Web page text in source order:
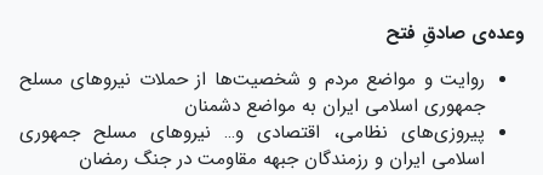
وعده‌ی صادقِ فتح
روایت و مواضع مردم و شخصیت‌ها از حملات نیروهای مسلح
جمهوری اسلامی ایران به مواضع دشمنان
پیروزی‌های نظامی، اقتصادی و… نیروهای مسلح جمهوری
اسلامی ایران و رزمندگان جبهه مقاومت در جنگ رمضان